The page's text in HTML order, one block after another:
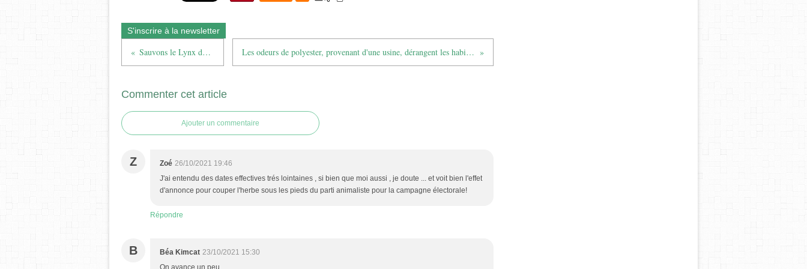
S'inscrire à la newsletter
Sauvons le Lynx dans les Vosges Les odeurs de polyester, provenant d'une usine, dérangent les habitants d’un village d’Alsace Bossue
Commenter cet article
Ajouter un commentaire
Z Zoé 26/10/2021 19:46
J'ai entendu des dates effectives trés lointaines , si bien que moi aussi , je doute ... et voit bien l'effet
d'annonce pour couper l'herbe sous les pieds du parti animaliste pour la campagne électorale!
Répondre
B Béa Kimcat 23/10/2021 15:30
On avance un peu...